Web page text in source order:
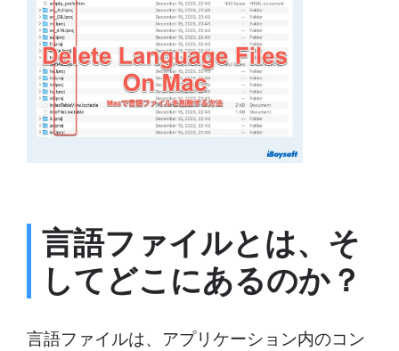
言語ファイルとは、そ
してどこにあるのか？
言語ファイルは、アプリケーション内のコン